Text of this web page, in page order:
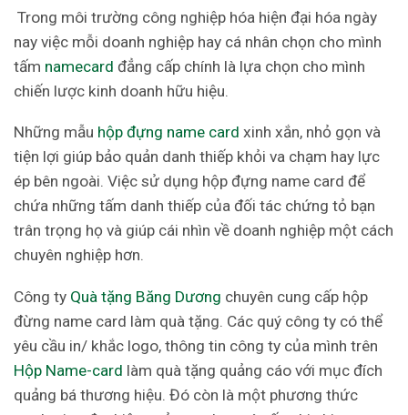
Trong môi trường công nghiệp hóa hiện đại hóa ngày
nay việc mỗi doanh nghiệp hay cá nhân chọn cho mình
tấm namecard đẳng cấp chính là lựa chọn cho mình
chiến lược kinh doanh hữu hiệu.
Những mẫu hộp đựng name card xinh xắn, nhỏ gọn và
tiện lợi giúp bảo quản danh thiếp khỏi va chạm hay lực
ép bên ngoài. Việc sử dụng hộp đựng name card để
chứa những tấm danh thiếp của đối tác chứng tỏ bạn
trân trọng họ và giúp cái nhìn về doanh nghiệp một cách
chuyên nghiệp hơn.
Công ty Quà tặng Băng Dương chuyên cung cấp hộp
đừng name card làm quà tặng. Các quý công ty có thể
yêu cầu in/ khắc logo, thông tin công ty của mình trên
Hộp Name-card làm quà tặng quảng cáo với mục đích
quảng bá thương hiệu. Đó còn là một phương thức